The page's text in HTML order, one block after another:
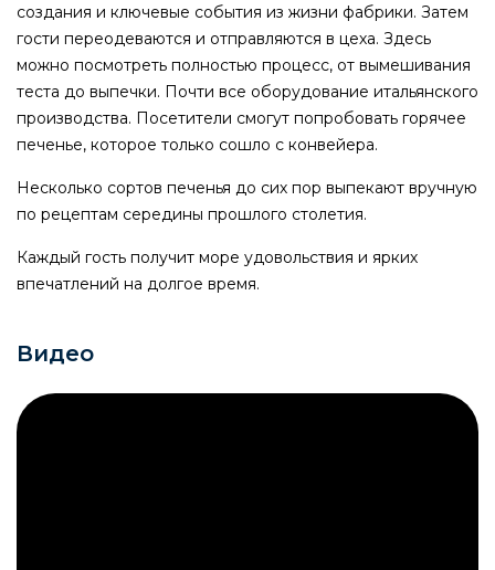
создания и ключевые события из жизни фабрики. Затем
гости переодеваются и отправляются в цеха. Здесь
можно посмотреть полностью процесс, от вымешивания
теста до выпечки. Почти все оборудование итальянского
производства. Посетители смогут попробовать горячее
печенье, которое только сошло с конвейера.
Несколько сортов печенья до сих пор выпекают вручную
по рецептам середины прошлого столетия.
Каждый гость получит море удовольствия и ярких
впечатлений на долгое время.
Видео